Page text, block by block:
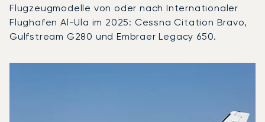
Flugzeugmodelle von oder nach Internationaler
Flughafen Al-Ula im 2025: Cessna Citation Bravo,
Gulfstream G280 und Embraer Legacy 650.